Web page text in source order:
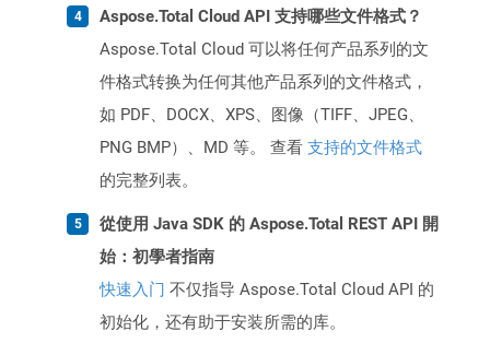
Aspose.Total Cloud API 支持哪些文件格式？
Aspose.Total Cloud 可以将任何产品系列的文
件格式转换为任何其他产品系列的文件格式，
如 PDF、DOCX、XPS、图像（TIFF、JPEG、
PNG BMP）、MD 等。 查看 支持的文件格式
的完整列表。
從使用 Java SDK 的 Aspose.Total REST API 開
始：初學者指南
快速入门 不仅指导 Aspose.Total Cloud API 的
初始化，还有助于安装所需的库。